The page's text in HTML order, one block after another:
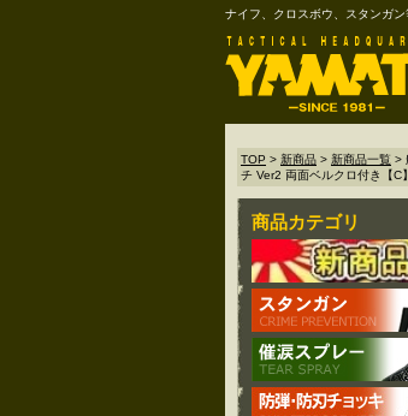
ナイフ、クロスボウ、スタンガ
TOP > 新商品 > 新商品一覧 >
チ Ver2 両面ベルクロ付き【C】
商品カテゴリ